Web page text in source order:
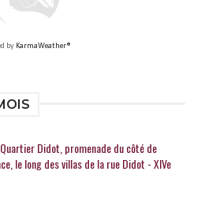
by KarmaWeather®
Didot, promenade du côté de
le long des villas de la rue Didot - XIVe